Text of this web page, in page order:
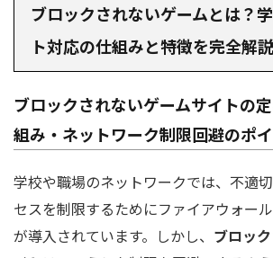
ブロックされないゲームとは？
ト対応の仕組みと特徴を完全解説
ブロックされないゲームサイトの
組み・ネットワーク制限回避のポ
学校や職場のネットワークでは、不適
セスを制限するためにファイアウォー
が導入されています。しかし、 ブロッ